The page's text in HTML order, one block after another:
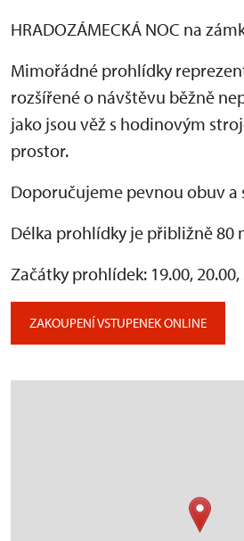
HRADOZÁMECKÁ NOC na
Mimořádné prohlídky
rozšířené o návštěvu běžně
jako jsou věž s hodinovým
prostor.
Doporučujeme pevnou obuv a
Délka prohlídky je přibližně 80
Začátky prohlídek: 19.00,
ZAKOUPENÍ VSTUPENEK ONLINE